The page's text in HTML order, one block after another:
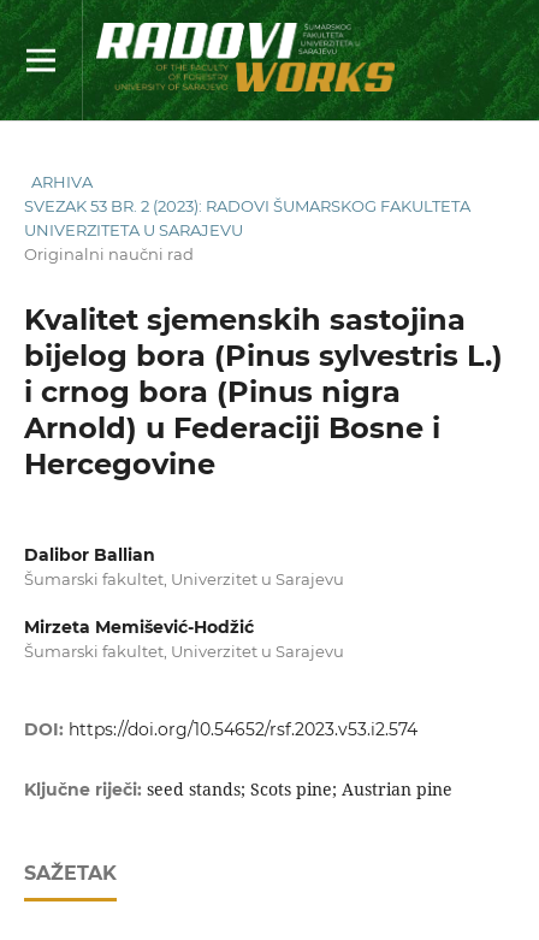
ARHIVA
SVEZAK 53 BR. 2 (2023): RADOVI ŠUMARSKOG FAKULTETA
UNIVERZITETA U SARAJEVU
Originalni naučni rad
Kvalitet sjemenskih sastojina
bijelog bora (Pinus sylvestris L.)
i crnog bora (Pinus nigra
Arnold) u Federaciji Bosne i
Hercegovine
Dalibor Ballian
Šumarski fakultet, Univerzitet u Sarajevu
Mirzeta Memišević-Hodžić
Šumarski fakultet, Univerzitet u Sarajevu
DOI: https://doi.org/10.54652/rsf.2023.v53.i2.574
Ključne riječi: seed stands; Scots pine; Austrian pine
SAŽETAK